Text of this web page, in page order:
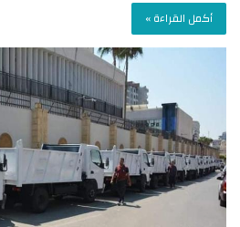
أكمل القراءة »